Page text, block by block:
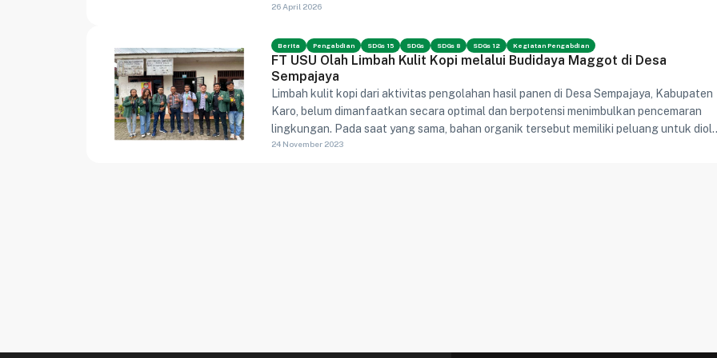
nonformal dapat menghubungkan pengetahuan akademik dengan penguatan nilai diri.
26 April 2026
Berita Pengabdian SDGs 15 SDGs SDGs 8 SDGs 12 Kegiatan Pengabdian
FT USU Olah Limbah Kulit Kopi melalui Budidaya Maggot di Desa
Sempajaya
Limbah kulit kopi dari aktivitas pengolahan hasil panen di Desa Sempajaya, Kabupaten
Karo, belum dimanfaatkan secara optimal dan berpotensi menimbulkan pencemaran
lingkungan. Pada saat yang sama, bahan organik tersebut memiliki peluang untuk
menjadi sumber daya yang mendukung ekonomi sirkular masyarakat.
24 November 2023